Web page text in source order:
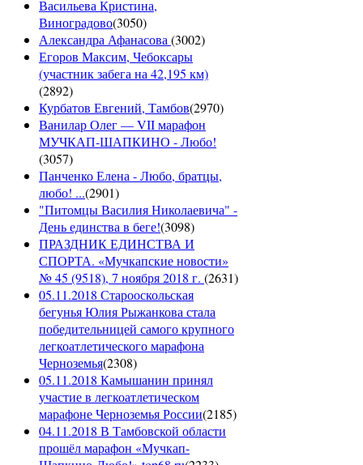
Васильева Кристина,
Виноградово(3050)
Александра Афанасова(3002)
Егоров Максим, Чебоксары
(участник забега на 42,195 км)
(2892)
Курбатов Евгений, Тамбов(2970)
Ванилар Олег — VII марафон
МУЧКАП-ШАПКИНО - Любо!
(3057)
Панченко Елена - Любо, братцы,
любо! ...(2901)
"Питомцы Василия Николаевича" -
День единства в беге!(3098)
ПРАЗДНИК ЕДИНСТВА И
СПОРТА. «Мучкапские новости»
№ 45 (9518), 7 ноября 2018 г. (2631)
05.11.2018 Старооскольская
бегунья Юлия Рыжанкова стала
победительницей самого крупного
легкоатлетического марафона
Черноземья(2308)
05.11.2018 Камышанин принял
участие в легкоатлетическом
марафоне Черноземья России(2185)
04.11.2018 В Тамбовской области
прошёл марафон «Мучкап-